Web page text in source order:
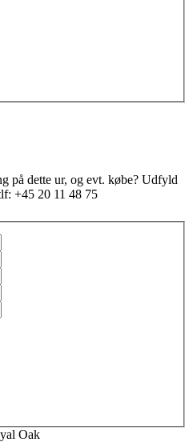
på dette ur, og evt. købe? Udfyld
+45 20 11 48 75
Oak